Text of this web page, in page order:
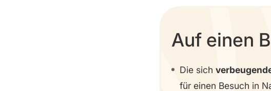
Auf einen
Die sich
für einen Besuch in